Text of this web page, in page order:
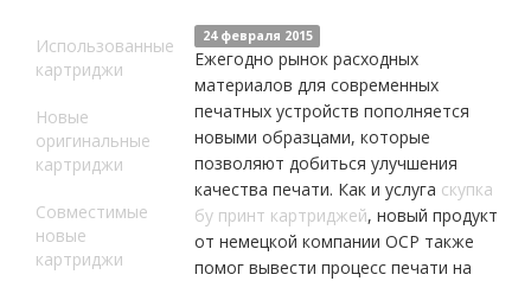
Использованные
картриджи
Новые
оригинальные
картриджи
Совместимые
новые
картриджи
24 февраля 2015
Ежегодно рынок расходных
материалов для современных
печатных устройств пополняется
новыми образцами, которые
позволяют добиться улучшения
качества печати. Как и услуга скупка
бу принт картриджей, новый продукт
от немецкой компании OCP также
помог вывести процесс печати на